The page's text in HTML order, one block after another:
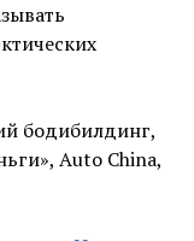
бодибилдинг,
Auto China,